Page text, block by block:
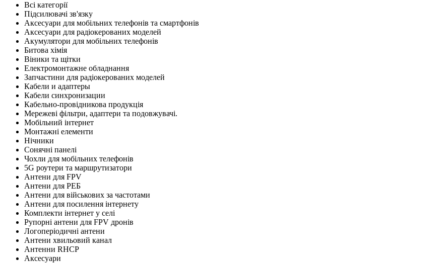
Всі категорії
Підсилювачі зв'язку
Аксесуари для мобільних телефонів та смартфонів
Аксесуари для радіокерованих моделей
Акумулятори для мобільних телефонів
Битова хімія
Віники та щітки
Електромонтажне обладнання
Запчастини для радіокерованих моделей
Кабели и адаптеры
Кабели синхронизации
Кабельно-провідникова продукція
Мережеві фільтри, адаптери та подовжувачі.
Мобільний інтернет
Монтажні елементи
Нічники
Сонячні панелі
Чохли для мобільних телефонів
5G роутери та маршрутизатори
Антени для FPV
Антени для РЕБ
Антени для військових за частотами
Антени для посилення інтернету
Комплекти інтернет у селі
Рупорні антени для FPV дронів
Логоперіодичні антени
Антени хвильовий канал
Антенни RHCP
Аксесуари